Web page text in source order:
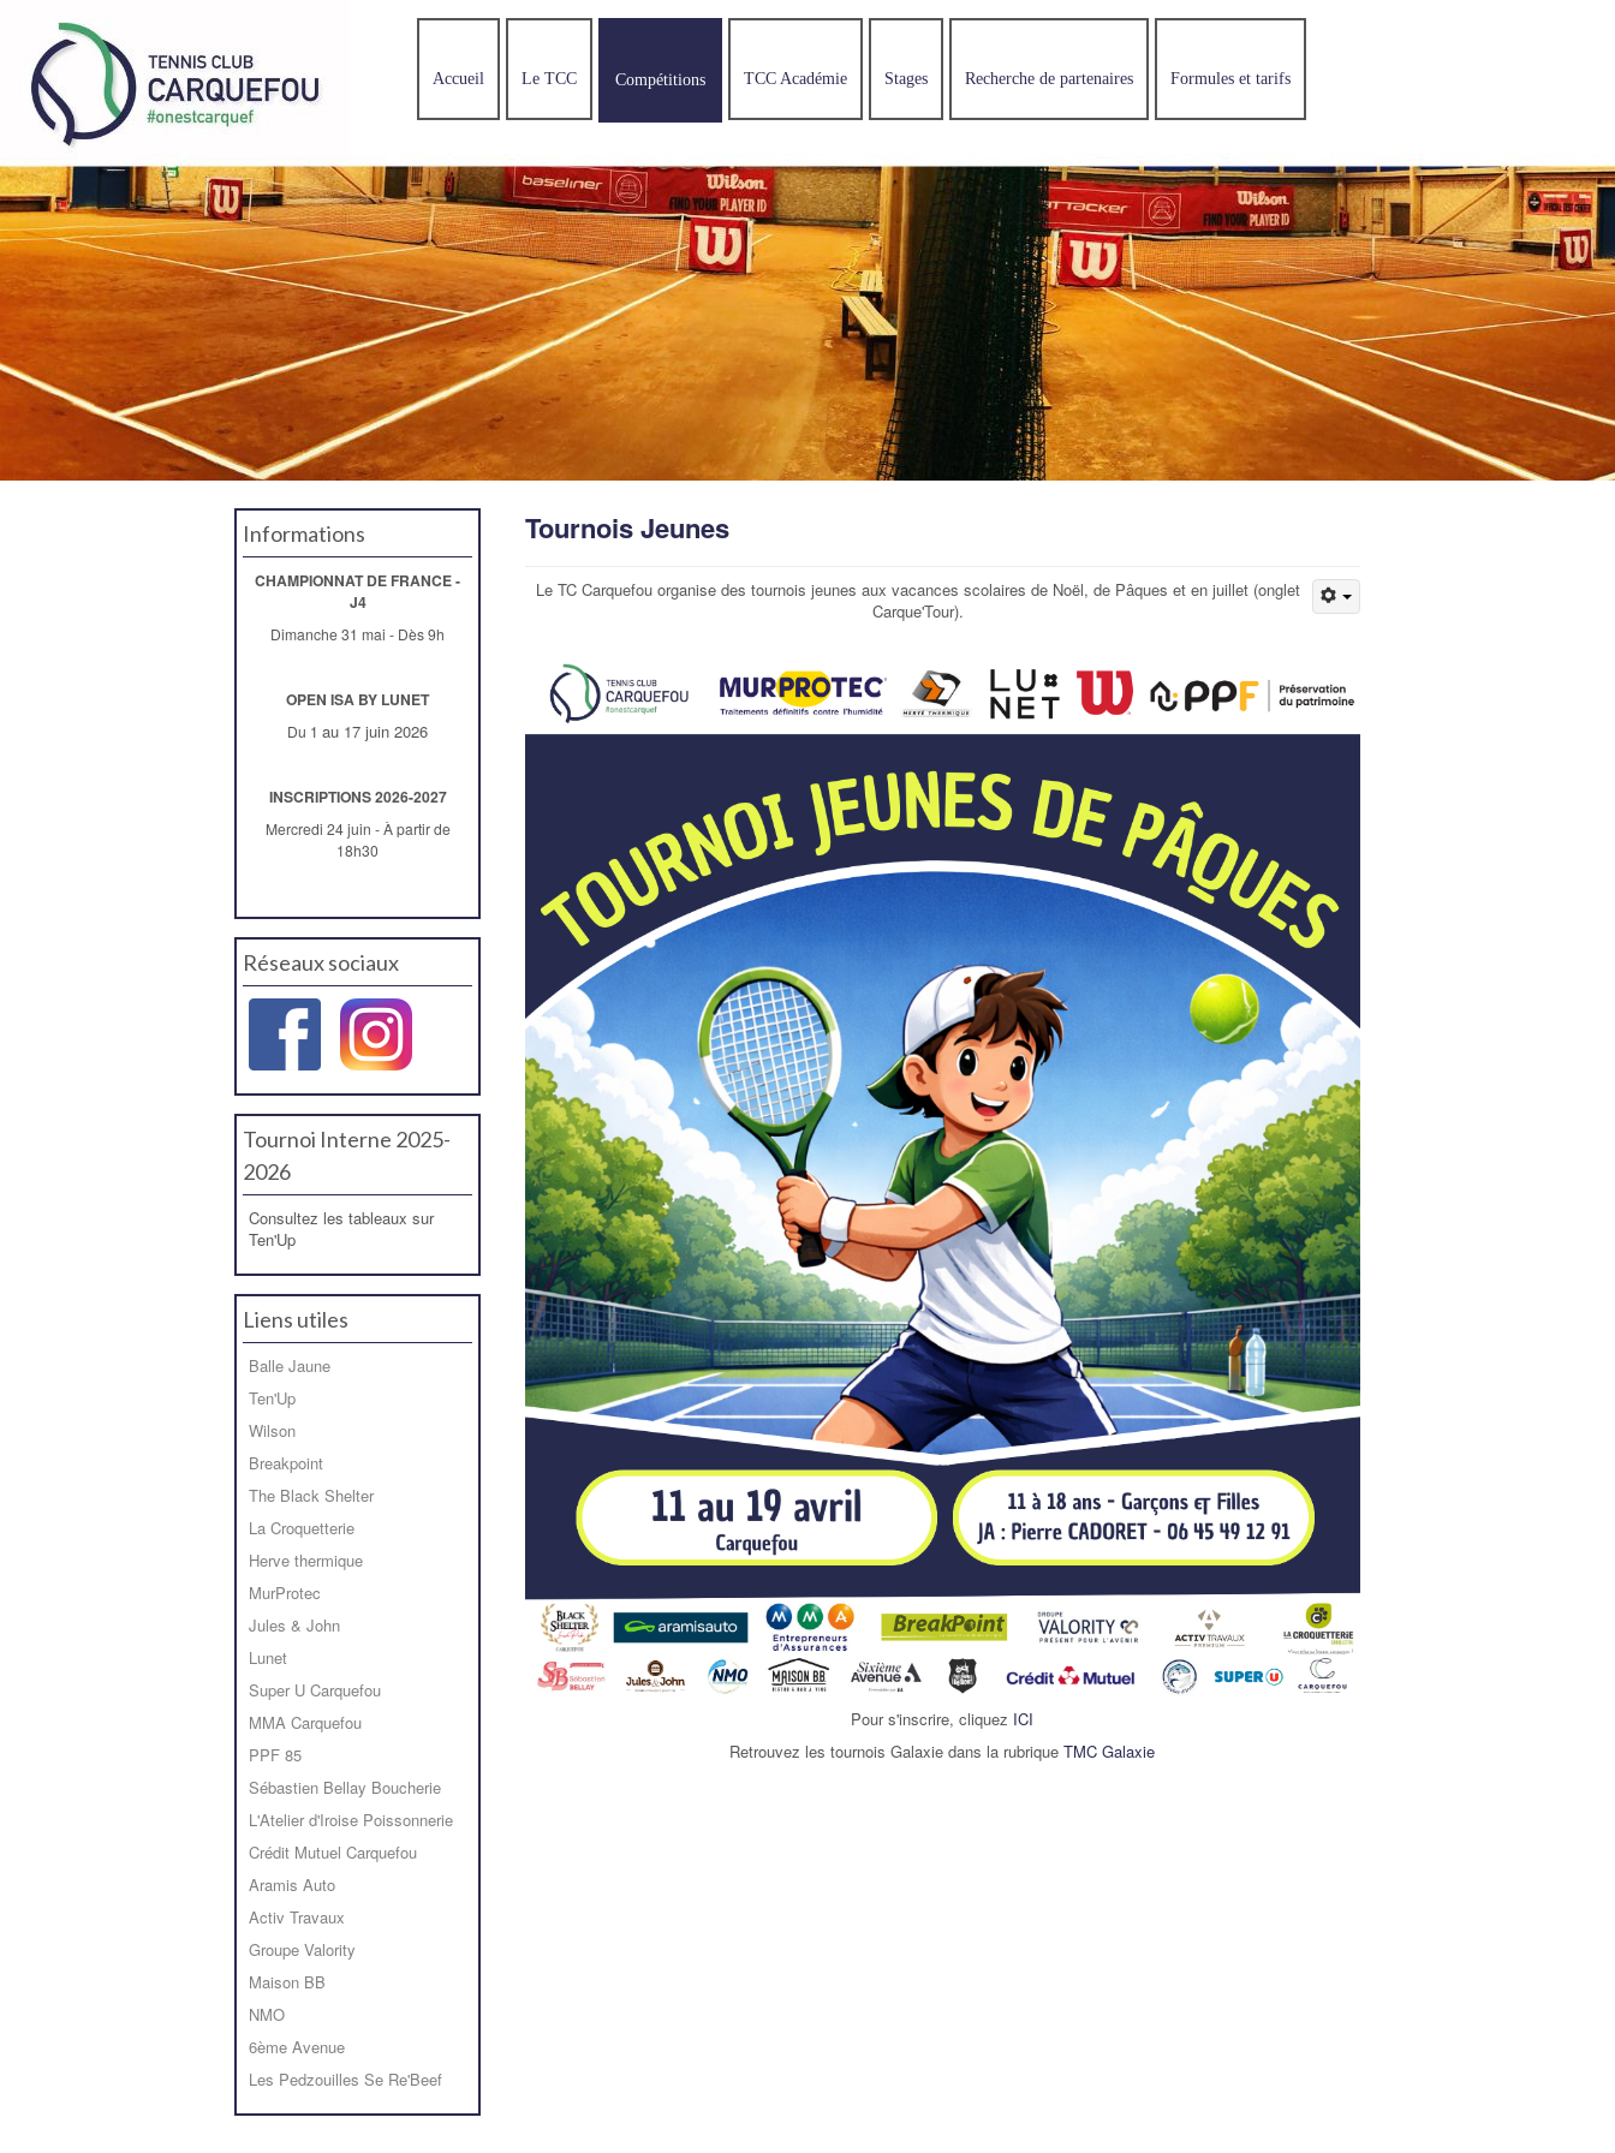
Accueil Le TCC Compétitions TCC Académie Stages Recherche de partenaires Formules et tarifs
Informations
CHAMPIONNAT DE FRANCE -
J4
Dimanche 31 mai - Dès 9h
OPEN ISA BY LUNET
Du 1 au 17 juin 2026
INSCRIPTIONS 2026-2027
Mercredi 24 juin - À partir de
18h30
Réseaux sociaux
Tournoi Interne 2025-
2026
Consultez les tableaux sur
Ten'Up
Liens utiles
Balle Jaune
Ten'Up
Wilson
Breakpoint
The Black Shelter
La Croquetterie
Herve thermique
MurProtec
Jules & John
Lunet
Super U Carquefou
MMA Carquefou
PPF 85
Sébastien Bellay Boucherie
L'Atelier d'Iroise Poissonnerie
Crédit Mutuel Carquefou
Aramis Auto
Activ Travaux
Groupe Valority
Maison BB
NMO
6ème Avenue
Les Pedzouilles Se Re'Beef
Tournois Jeunes
Le TC Carquefou organise des tournois jeunes aux vacances scolaires de Noël, de Pâques et en juillet (onglet
Carque'Tour).
Pour s'inscrire, cliquez ICI
Retrouvez les tournois Galaxie dans la rubriqueTMC Galaxie